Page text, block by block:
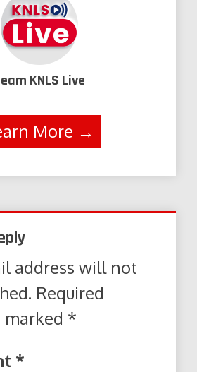
KNLS Live
More →
address will not
Required
*
*